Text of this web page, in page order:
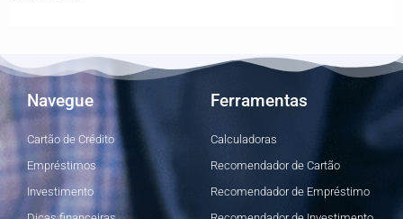
Navegue
Cartão de Crédito
Empréstimos
Investimento
Ferramentas
Calculadoras
Recomendador de Cartão
Recomendador de Empréstimo